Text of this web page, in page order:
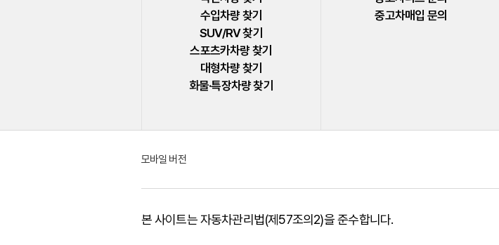
수입차량 찾기
SUV/RV 찾기
스포츠카차량 찾기
대형차량 찾기
화물·특장차량 찾기
중고차매입 문의
모바일 버전
본 사이트는 자동차관리법(제57조의2)을 준수합니다.